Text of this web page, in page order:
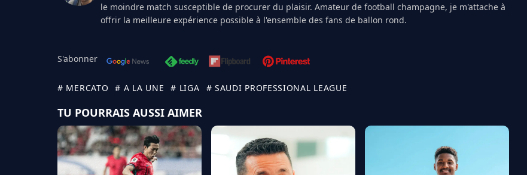
le moindre match susceptible de procurer du plaisir. Amateur de football champagne, je m'attache à
offrir la meilleure expérience possible à l'ensemble des fans de ballon rond.
S'abonner
# MERCATO # A LA UNE # LIGA # SAUDI PROFESSIONAL LEAGUE
TU POURRAIS AUSSI AIMER